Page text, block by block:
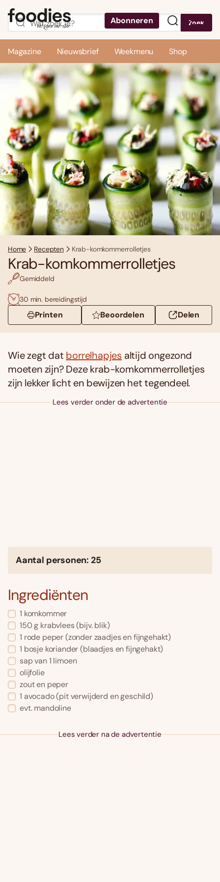
Abonneren Zoek
Magazine Nieuwsbrief Weekmenu Shop
Home Recepten Krab-komkommerrolletjes
Krab-komkommerrolletjes
Gemiddeld
30 min. bereidingstijd
Printen Beoordelen Delen
Wie zegt dat borrelhapjes altijd ongezond
moeten zijn? Deze krab-komkommerrolletjes
zijn lekker licht en bewijzen het tegendeel.
Lees verder onder de advertentie
Aantal personen: 25
Ingrediënten
1 komkommer
150 g krabvlees (bijv. blik)
1 rode peper (zonder zaadjes en fijngehakt)
1 bosje koriander (blaadjes en fijngehakt)
sap van 1 limoen
olijfolie
zout en peper
1 avocado (pit verwijderd en geschild)
evt. mandoline
Lees verder na de advertentie